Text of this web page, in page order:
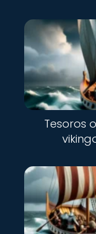
Tesoros